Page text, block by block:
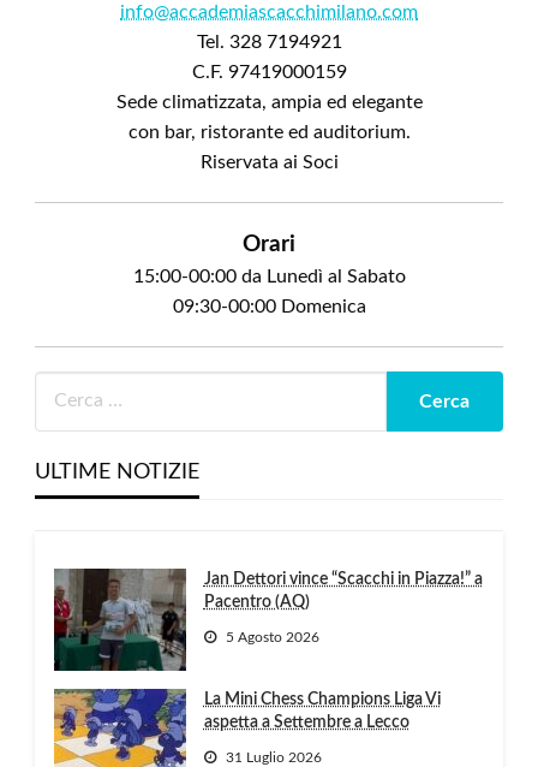
info@accademiascacchimilano.com
Tel. 328 7194921
C.F. 97419000159
Sede climatizzata, ampia ed elegante
con bar, ristorante ed auditorium.
Riservata ai Soci
Orari
15:00-00:00 da Lunedì al Sabato
09:30-00:00 Domenica
ULTIME NOTIZIE
Jan Dettori vince “Scacchi in Piazza!” a
Pacentro (AQ)
5 Agosto 2026
La Mini Chess Champions Liga Vi
aspetta a Settembre a Lecco
31 Luglio 2026